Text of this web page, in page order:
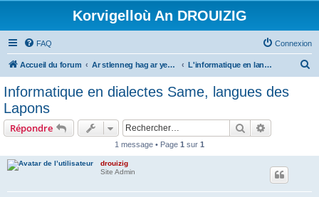
Korvigelloù An DROUIZIG
FAQ Connexion
Accueil du forum Ar stlenneg hag ar yezhoù bihan er bed a-bezh L'informatique en langues régionales et minoritaires
Informatique en dialectes Same, langues des
Lapons
Répondre Rechercher
1 message • Page 1 sur 1
drouizig
Site Admin